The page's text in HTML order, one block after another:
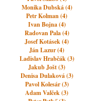
Monika Dubská (4)
Petr Kolman (4)
Ivan Bojna (4)
Radovan Pala (4)
Josef Kotásek (4)
Ján Lazur (4)
Ladislav Hrabčák (3)
Jakub Jošt (3)
Denisa Dulaková (3)
Pavol Kolesár (3)
Adam Valček (3)